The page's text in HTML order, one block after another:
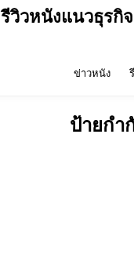
รีวิวหนังแนวธุรกิ
ข่าวหนัง
ป้ายกำ